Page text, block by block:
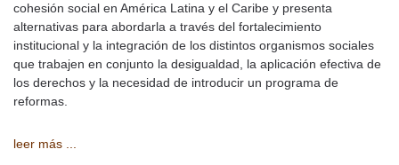
cohesión social en América Latina y el Caribe y presenta
alternativas para abordarla a través del fortalecimiento
institucional y la integración de los distintos organismos sociales
que trabajen en conjunto la desigualdad, la aplicación efectiva de
los derechos y la necesidad de introducir un programa de
reformas.
leer más ...